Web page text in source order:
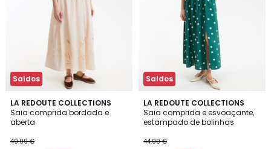
Saldos
LA REDOUTE COLLECTIONS
Saia comprida bordada e
aberta
49.99 €
4,2
/ 5
Saldos
LA REDOUTE COLLECTIONS
Saia comprida e esvoaçante,
estampado de bolinhas
44.99 €
5
/
5